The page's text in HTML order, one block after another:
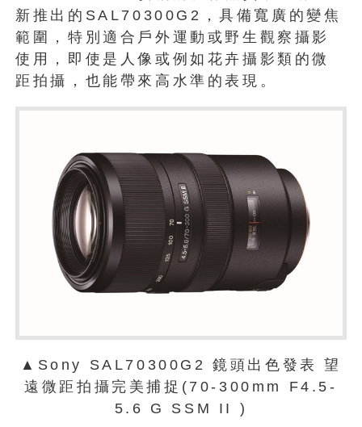
新推出的SAL70300G2，具備寬廣的變焦
範圍，特別適合戶外運動或野生觀察攝影
使用，即使是人像或例如花卉攝影類的微
距拍攝，也能帶來高水準的表現。
▲Sony SAL70300G2 鏡頭出色發表 望
遠微距拍攝完美捕捉(70-300mm F4.5-
5.6 G SSM II )